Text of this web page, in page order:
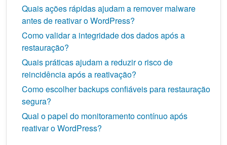
Quais ações rápidas ajudam a remover malware
antes de reativar o WordPress?
Como validar a integridade dos dados após a
restauração?
Quais práticas ajudam a reduzir o risco de
reincidência após a reativação?
Como escolher backups confiáveis para restauração
segura?
Qual o papel do monitoramento contínuo após
reativar o WordPress?